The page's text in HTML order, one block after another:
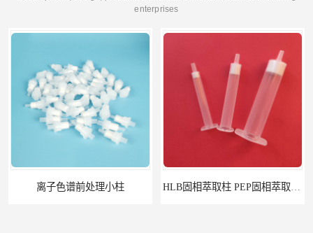
enterprises
离子色谱前处理小柱​